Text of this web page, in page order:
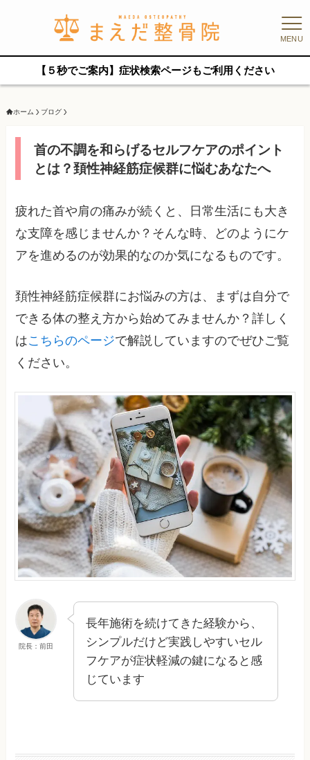
MENU
【５秒でご案内】症状検索ページもご利用ください
ホーム ブログ
首の不調を和らげるセルフケアのポイント
とは？頚性神経筋症候群に悩むあなたへ
疲れた首や肩の痛みが続くと、日常生活にも大き
な支障を感じませんか？そんな時、どのようにケ
アを進めるのが効果的なのか気になるものです。
頚性神経筋症候群にお悩みの方は、まずは自分で
できる体の整え方から始めてみませんか？詳しく
はこちらのページで解説していますのでぜひご覧
ください。
院長：前田
長年施術を続けてきた経験から、
シンプルだけど実践しやすいセル
フケアが症状軽減の鍵になると感
じています